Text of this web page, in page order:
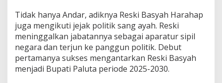
Tidak hanya Andar, adiknya Reski Basyah Harahap
juga mengikuti jejak politik sang ayah. Reski
meninggalkan jabatannya sebagai aparatur sipil
negara dan terjun ke panggun politik. Debut
pertamanya sukses mengantarkan Reski Basyah
menjadi Bupati Paluta periode 2025-2030.